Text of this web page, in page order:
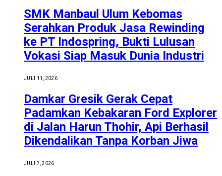
SMK Manbaul Ulum Kebomas
Serahkan Produk Jasa Rewinding
ke PT Indospring, Bukti Lulusan
Vokasi Siap Masuk Dunia Industri
JULI 11, 2026
Damkar Gresik Gerak Cepat
Padamkan Kebakaran Ford Explorer
di Jalan Harun Thohir, Api Berhasil
Dikendalikan Tanpa Korban Jiwa
JULI 7, 2026